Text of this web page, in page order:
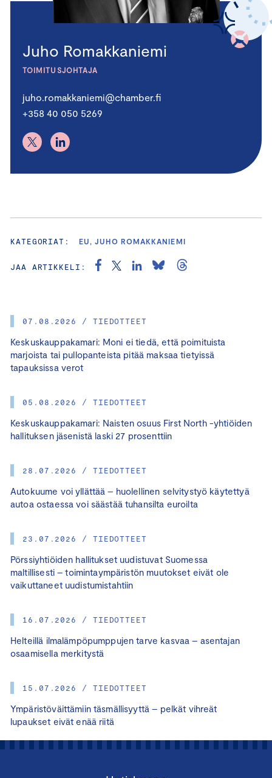
07.08.2026 / TIEDOTTEET
Keskuskauppakamari: Moni ei tiedä, että poimituista
marjoista tai pullopanteista pitää maksaa tietyissä
tapauksissa verot
05.08.2026 / TIEDOTTEET
Keskuskauppakamari: Naisten osuus First North -yhtiöiden
hallituksen jäsenistä laski 27 prosenttiin
28.07.2026 / TIEDOTTEET
Autokuume voi yllättää – huolellinen selvitystyö käytettyä
autoa ostaessa voi säästää tuhansilta euroilta
23.07.2026 / TIEDOTTEET
Pörssiyhtiöiden hallitukset uudistuvat Suomessa
maltillisesti – toimintaympäristön muutokset eivät ole
vaikuttaneet uudistumistahtiin
16.07.2026 / TIEDOTTEET
Helteillä ilmalämpöpumppujen tarve kasvaa – asentajan
osaamisella merkitystä
15.07.2026 / TIEDOTTEET
Ympäristöväittämiin täsmällisyyttä – pelkät vihreät
lupaukset eivät enää riitä
Juho Romakkaniemi
TOIMITUSJOHTAJA
juho.romakkaniemi@chamber.fi
+358 40 050 5269
KATEGORIAT: EU, JUHO ROMAKKANIEMI
JAA ARTIKKELI: